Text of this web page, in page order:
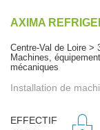
AXIMA
Centre-Val de Loire >
Machines,
mécaniques
Installation de
EFFECTIF